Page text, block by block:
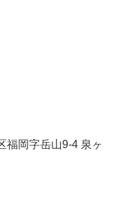
岡字岳山9-4 泉ヶ